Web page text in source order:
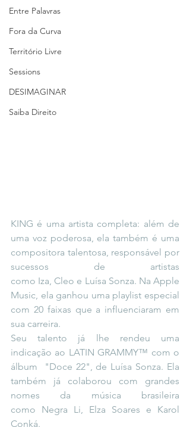
Entre Palavras
Fora da Curva
Território Livre
Sessions
DESIMAGINAR
Saiba Direito
KING é uma artista completa: além de
uma voz poderosa, ela também é uma
compositora talentosa, responsável por
sucessos de artistas
como Iza, Cleo e Luísa Sonza. Na Apple
Music, ela ganhou uma playlist especial
com 20 faixas que a influenciaram em
sua carreira.
Seu talento já lhe rendeu uma
indicação ao LATIN GRAMMY™ com o
álbum  "Doce 22", de Luísa Sonza. Ela
também já colaborou com grandes
nomes da música brasileira
como Negra Li, Elza Soares e Karol
Conká.